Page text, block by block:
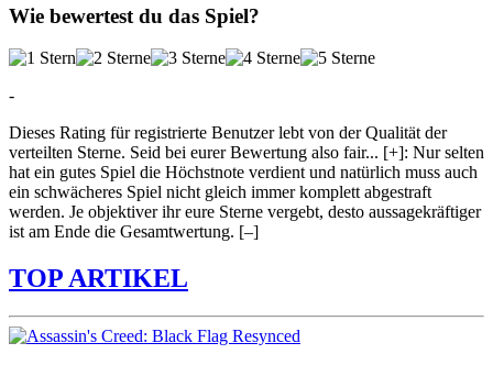
Wie bewertest du das Spiel?
-
Dieses Rating für registrierte Benutzer lebt von der Qualität der
verteilten Sterne. Seid bei eurer Bewertung also fair... [+]: Nur selten
hat ein gutes Spiel die Höchstnote verdient und natürlich muss auch
ein schwächeres Spiel nicht gleich immer komplett abgestraft
werden. Je objektiver ihr eure Sterne vergebt, desto aussagekräftiger
ist am Ende die Gesamtwertung. [–]
TOP ARTIKEL